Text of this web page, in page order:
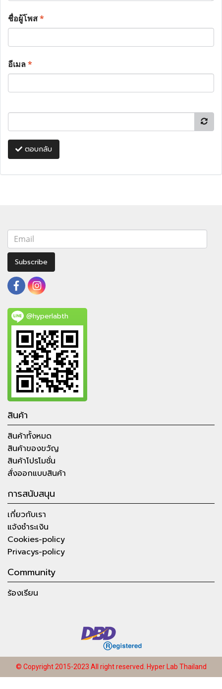
ชื่อผู้โพส*
อีเมล*
ตอบกลับ
Subscribe
@hyperlabth
สินค้า
สินค้าทั้งหมด
สินค้าของขวัญ
สินค้าโปรโมชั่น
สั่งออกแบบสินค้า
การสนับสนุน
เกี่ยวกับเรา
แจ้งชำระเงิน
Cookies-policy
Privacys-policy
Community
ร้องเรียน
© Copyright 2015-2023 All right reserved. Hyper Lab Thailand